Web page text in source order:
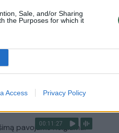
Sale, and/or Sharing
the Purposes for which it
Access Privacy Policy
daro daugiau nei pusė
Visi įrašai
00:11:27
pavojams neigiamai